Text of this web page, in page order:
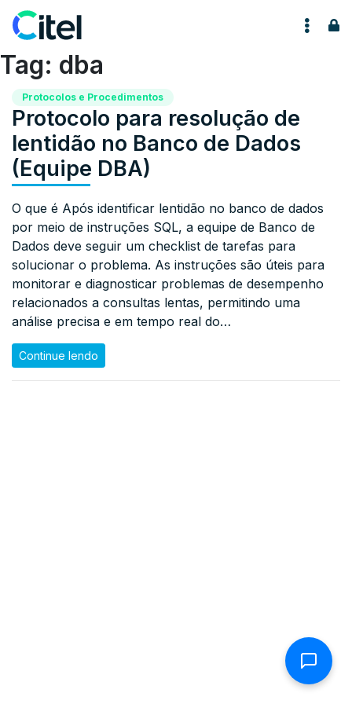
Pular para o conteúdo
Tag: dba
Protocolos e Procedimentos
Protocolo para resolução de
lentidão no Banco de Dados
(Equipe DBA)
O que é Após identificar lentidão no banco de dados
por meio de instruções SQL, a equipe de Banco de
Dados deve seguir um checklist de tarefas para
solucionar o problema. As instruções são úteis para
monitorar e diagnosticar problemas de desempenho
relacionados a consultas lentas, permitindo uma
análise precisa e em tempo real do…
Continue lendo